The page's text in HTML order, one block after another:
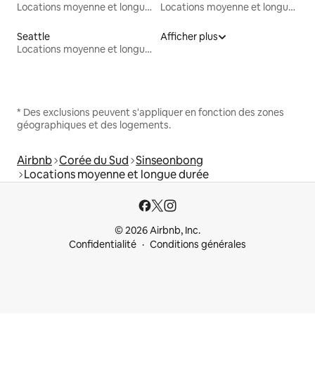
Locations moyenne et longue durée
Locations moyenne et longue durée
Seattle
Locations moyenne et longue durée
Afficher plus
* Des exclusions peuvent s'appliquer en fonction des zones
géographiques et des logements.
Airbnb Corée du Sud Sinseonbong
Locations moyenne et longue durée
© 2026 Airbnb, Inc.
Confidentialité
Conditions générales